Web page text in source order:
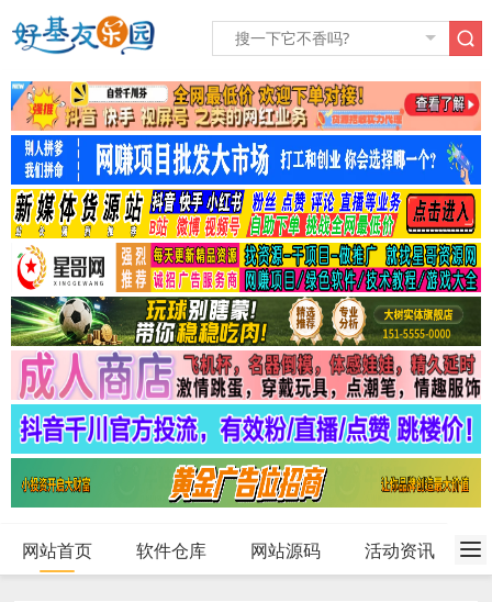
网站首页 软件仓库 网站源码 活动资讯